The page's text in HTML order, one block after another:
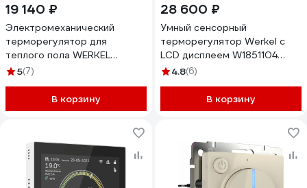
19 140 ₽
Электромеханический
терморегулятор для
теплого пола WERKEL
айвори матовый a062423
5(7)
В корзину
28 600 ₽
Умный сенсорный
терморегулятор Werkel с
LCD дисплеем W1851104
дымчатый a071605
4.8(6)
В корзину